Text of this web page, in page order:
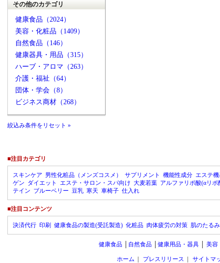
その他のカテゴリ
健康食品（2024）
美容・化粧品（1409）
自然食品（146）
健康器具・用品（315）
ハーブ・アロマ（263）
介護・福祉（64）
団体・学会（8）
ビジネス商材（268）
絞込み条件をリセット »
■注目カテゴリ
スキンケア 男性化粧品（メンズコスメ） サプリメント 機能性成分 エステ
ゲン ダイエット エステ・サロン・スパ向け 大麦若葉 アルファリポ酸(αリポ
テイン ブルーベリー 豆乳 寒天 車椅子 仕入れ
■注目コンテンツ
決済代行 印刷 健康食品の製造(受託製造) 化粧品 肉体疲労の対策 肌のたる
健康食品│ 自然食品│ 健康用品・器具│ 美容
ホーム プレスリリース
サイトマ